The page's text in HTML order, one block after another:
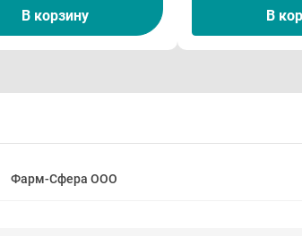
В корзину В
Фарм-Сфера ООО